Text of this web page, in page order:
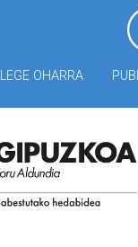
LEGE OHARRA